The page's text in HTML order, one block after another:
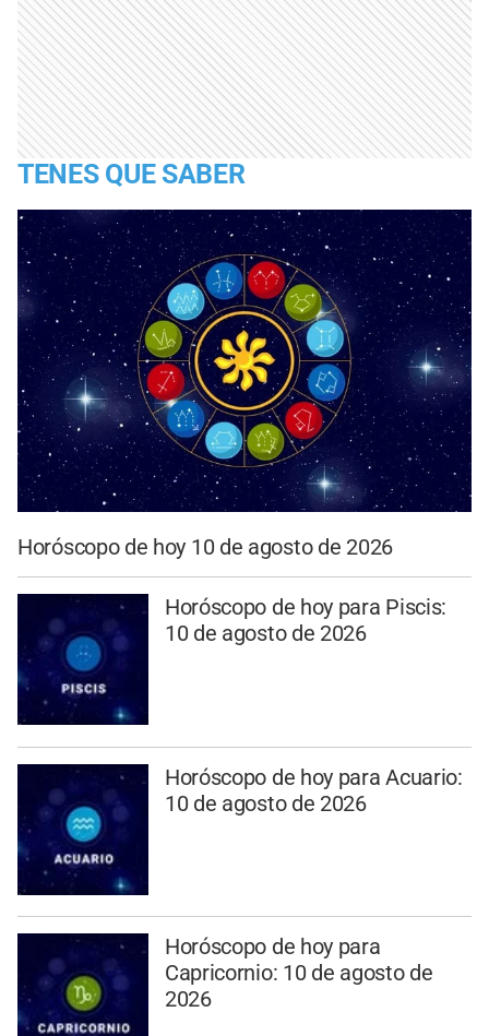
TENES QUE SABER
Horóscopo de hoy 10 de agosto de 2026
Horóscopo de hoy para Piscis:
10 de agosto de 2026
Horóscopo de hoy para Acuario:
10 de agosto de 2026
Horóscopo de hoy para
Capricornio: 10 de agosto de
2026